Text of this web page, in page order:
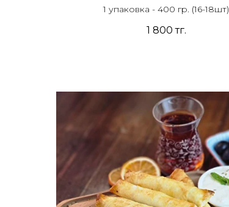
1 упаковка - 400 гр. (16-18шт)
1 800 тг.